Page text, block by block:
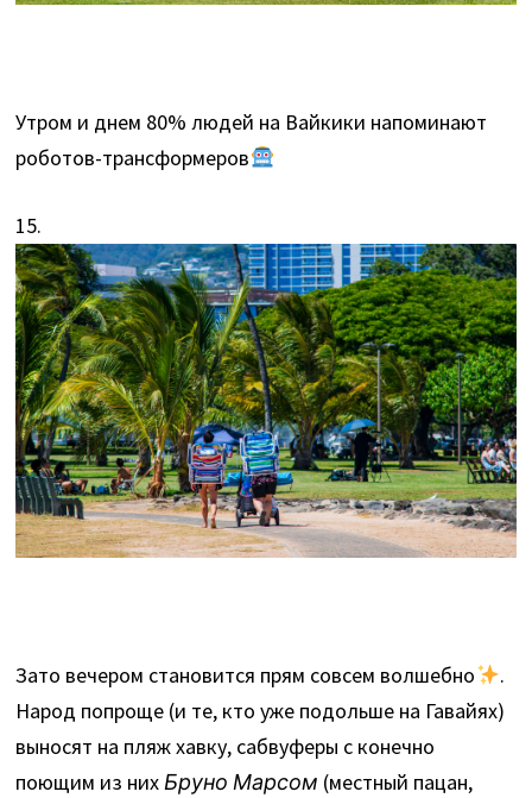
Утром и днем 80% людей на Вайкики напоминают
роботов-трансформеров
15.
Зато вечером становится прям совсем волшебно
.
Народ попроще (и те, кто уже подольше на Гавайях)
выносят на пляж хавку, сабвуферы с конечно
поющим из нихБруно Марсом (местный пацан,